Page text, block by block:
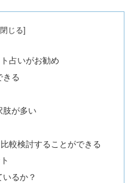
占いがお勧め
きる
肢が多い
較検討することができる
るか？